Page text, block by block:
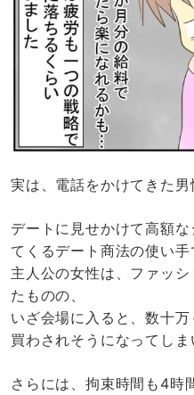
実は、電話をかけてきた男
デートに見せかけて高額
てくるデート商法の使い手
主人公の女性は、ファッ
たものの、
いざ会場に入ると、数十
買わされそうになってしま
さらには、拘束時間も4時